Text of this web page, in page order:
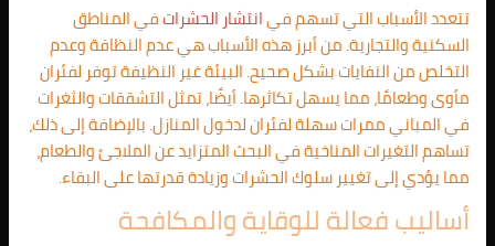
تتعدد الأسباب التي تسهم فيانتشار الحشراتفي المناطق
السكنية والتجارية. من أبرز هذه الأسباب هي عدم النظافة وعدم
التخلص من النفايات بشكل صحيح. البيئة غير النظيفة توفر لفئران
مأوى وطعامًا، مما يسهل تكاثرها. أيضًا، تمثل التشققات والثغرات
في المباني ممرات سهلة لفئران لدخول المنازل. بالإضافة إلى ذلك،
تساهم التغيرات المناخية في البحث المتزايد عن الملاجئ والطعام،
مما يؤدي إلى تغيير سلوك الحشرات وزيادة قدرتها على البقاء.
أساليب فعالة للوقاية والمكافحة